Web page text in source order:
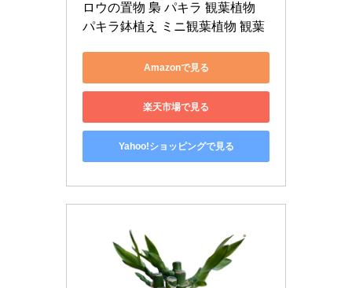
ロウの置物 梟 パキラ 観葉植物
パキラ鉢植え ミニ観葉植物 観葉
Amazonで見る
楽天市場で見る
Yahoo!ショッピングで見る